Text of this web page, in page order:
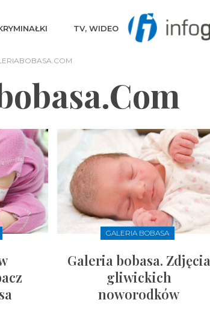
TV, WIDEO
GALERIA BOBASA
Galeria bobasa. Zdjęcia
gliwickich
noworodków